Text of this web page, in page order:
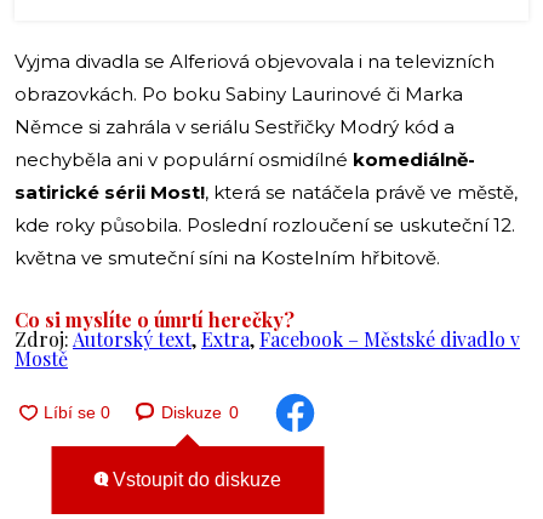
Vyjma divadla se Alferiová objevovala i na televizních
obrazovkách. Po boku Sabiny Laurinové či Marka
Němce si zahrála v seriálu Sestřičky Modrý kód a
nechyběla ani v populární osmidílné komediálně-
satirické sérii Most!, která se natáčela právě ve městě,
kde roky působila. Poslední rozloučení se uskuteční 12.
května ve smuteční síni na Kostelním hřbitově.
Co si myslíte o úmrtí herečky?
Zdroj:Autorský text,Extra,Facebook – Městské divadlo v
Mostě
Diskuze 0
Vstoupit do diskuze